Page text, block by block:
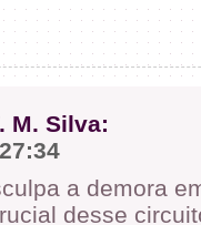
M. Silva:
a demora
desse